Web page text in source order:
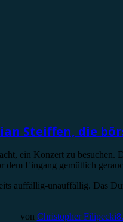
Steiffen, die
ein Konzert zu
Eingang gemütlich
auffällig-unauffällig. Das
von Christopher Filipecki